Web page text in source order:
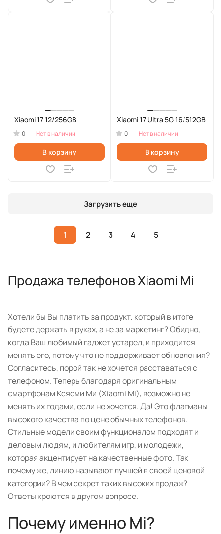
Xiaomi 17 12/256GB
0 Нет в наличии
В корзину
Xiaomi 17 Ultra 5G 16/512GB
0 Нет в наличии
В корзину
Загрузить еще
1 2 3 4 5
Продажа телефонов Xiaomi Mi
Хотели бы Вы платить за продукт, который в итоге
будете держать в руках, а не за маркетинг? Обидно,
когда Ваш любимый гаджет устарел, и приходится
менять его, потому что не поддерживает обновления?
Согласитесь, порой так не хочется расставаться с
телефоном. Теперь благодаря оригинальным
смартфонам Ксяоми Ми (Xiaomi Mi), возможно не
менять их годами, если не хочется. Да! Это флагманы
высокого качества по цене обычных телефонов.
Стильные модели своим функционалом подходят и
деловым людям, и любителям игр, и молодежи,
которая акцентирует на качественные фото. Так
почему же, линию называют лучшей в своей ценовой
категории? В чем секрет таких высоких продаж?
Ответы кроются в другом вопросе.
Почему именно Mi?